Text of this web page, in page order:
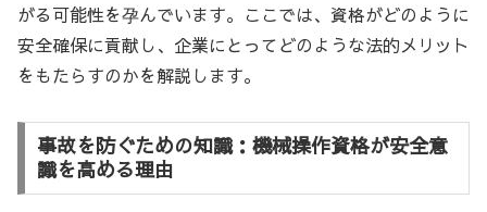
がる可能性を孕んでいます。ここでは、資格がどのように
安全確保に貢献し、企業にとってどのような法的メリット
をもたらすのかを解説します。
事故を防ぐための知識：機械操作資格が安全意
識を高める理由